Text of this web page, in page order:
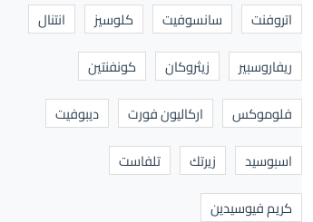
اتروفنت
سانسوفيت كلوسيز
انتنال
ريفاروسبير
زيثروكان
كونفنتين
فلوموكس
اركاليون فورت
ديبوفيت
اسبوسيد
زيرتك
تلفاست
كريم فيوسيدين